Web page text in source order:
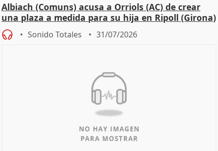
Albiach (Comuns) acusa a Orriols (AC) de crear
una plaza a medida para su hija en Ripoll (Girona)
Sonido Totales 31/07/2026